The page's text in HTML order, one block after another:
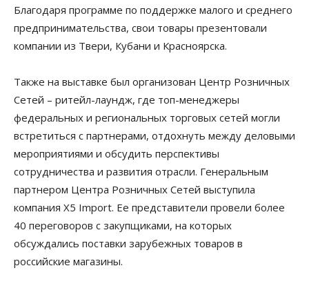
Благодаря программе по поддержке малого и среднего
предпринимательства, свои товары презентовали
компании из Твери, Кубани и Красноярска.
Также на выставке был организован Центр Розничных
Сетей – ритейл-лаундж, где топ-менеджеры
федеральных и региональных торговых сетей могли
встретиться с партнерами, отдохнуть между деловыми
мероприятиями и обсудить перспективы
сотрудничества и развития отрасли. Генеральным
партнером Центра Розничных Сетей выступила
компания X5 Import. Ее представители провели более
40 переговоров с закупщиками, на которых
обсуждались поставки зарубежных товаров в
российские магазины.